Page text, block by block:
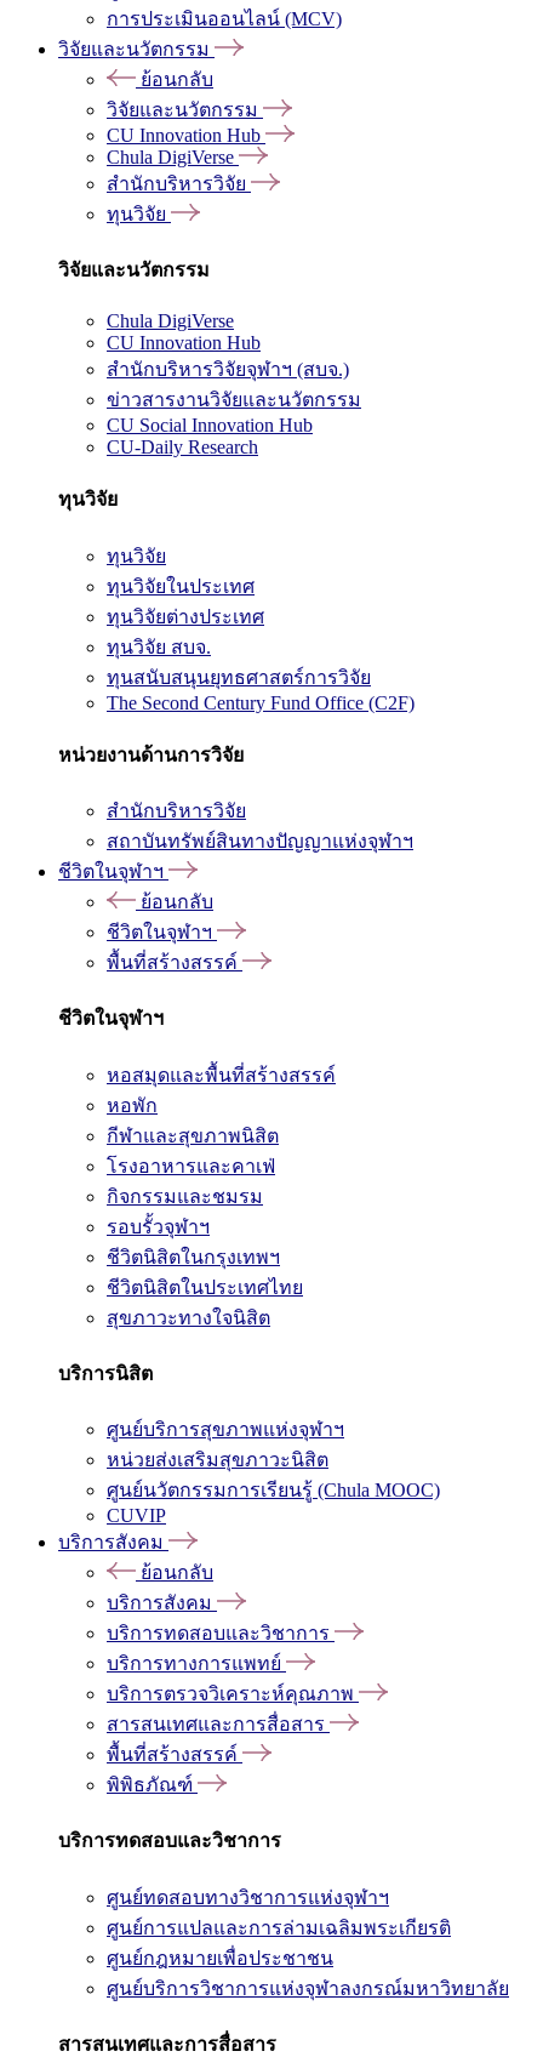
การประเมินออนไลน์ (MCV)
วิจัยและนวัตกรรม
ย้อนกลับ
วิจัยและนวัตกรรม
CU Innovation Hub
Chula DigiVerse
สำนักบริหารวิจัย
ทุนวิจัย
วิจัยและนวัตกรรม
Chula DigiVerse
CU Innovation Hub
สำนักบริหารวิจัยจุฬาฯ (สบจ.)
ข่าวสารงานวิจัยและนวัตกรรม
CU Social Innovation Hub
CU-Daily Research
ทุนวิจัย
ทุนวิจัย
ทุนวิจัยในประเทศ
ทุนวิจัยต่างประเทศ
ทุนวิจัย สบจ.
ทุนสนับสนุนยุทธศาสตร์การวิจัย
The Second Century Fund Office (C2F)
หน่วยงานด้านการวิจัย
สำนักบริหารวิจัย
สถาบันทรัพย์สินทางปัญญาแห่งจุฬาฯ
ชีวิตในจุฬาฯ
ย้อนกลับ
ชีวิตในจุฬาฯ
พื้นที่สร้างสรรค์
ชีวิตในจุฬาฯ
หอสมุดและพื้นที่สร้างสรรค์
หอพัก
กีฬาและสุขภาพนิสิต
โรงอาหารและคาเฟ่
กิจกรรมและชมรม
รอบรั้วจุฬาฯ
ชีวิตนิสิตในกรุงเทพฯ
ชีวิตนิสิตในประเทศไทย
สุขภาวะทางใจนิสิต
บริการนิสิต
ศูนย์บริการสุขภาพแห่งจุฬาฯ
หน่วยส่งเสริมสุขภาวะนิสิต
ศูนย์นวัตกรรมการเรียนรู้ (Chula MOOC)
CUVIP
บริการสังคม
ย้อนกลับ
บริการสังคม
บริการทดสอบและวิชาการ
บริการทางการแพทย์
บริการตรวจวิเคราะห์คุณภาพ
สารสนเทศและการสื่อสาร
พื้นที่สร้างสรรค์
พิพิธภัณฑ์
บริการทดสอบและวิชาการ
ศูนย์ทดสอบทางวิชาการแห่งจุฬาฯ
ศูนย์การแปลและการล่ามเฉลิมพระเกียรติ
ศูนย์กฎหมายเพื่อประชาชน
ศูนย์บริการวิชาการแห่งจุฬาลงกรณ์มหาวิทยาลัย
สารสนเทศและการสื่อสาร